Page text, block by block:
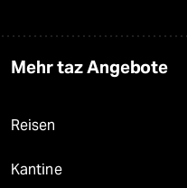
Mehr taz Angebote
Reisen
Kantine